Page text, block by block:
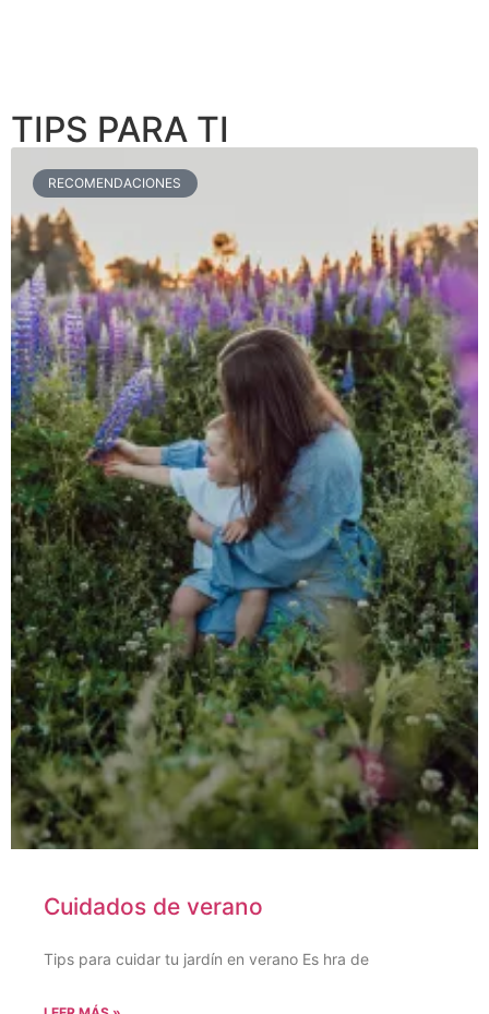
TIPS PARA TI
RECOMENDACIONES
Cuidados de verano
Tips para cuidar tu jardín en verano Es hra de